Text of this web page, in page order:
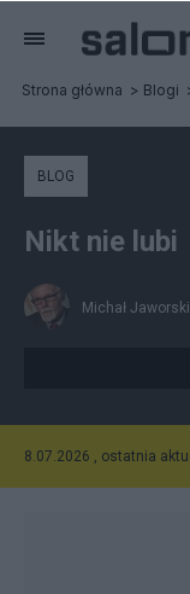
Strona główna Blogi
BLOG
Nikt nie lubi
Michał Jaworski
8.07.2026 , ostatnia